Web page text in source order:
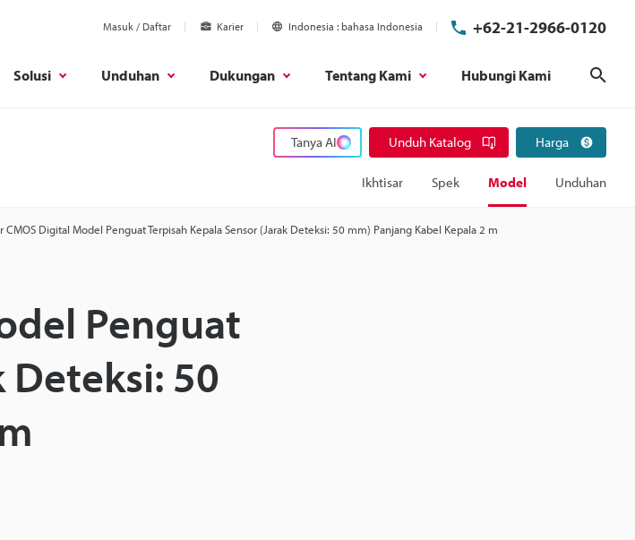
Masuk / Daftar Karier Indonesia bahasa Indonesia +62-21-2966-0120
Solusi Unduhan Dukungan Tentang Kami Hubungi Kami
Tanya AI Unduh Katalog Harga
Ikhtisar Spek Model Unduhan
CMOS Digital Model Penguat Terpisah Kepala Sensor (Jarak Deteksi: 50 mm) Panjang Kabel Kepala 2 m
Penguat
Deteksi: 50